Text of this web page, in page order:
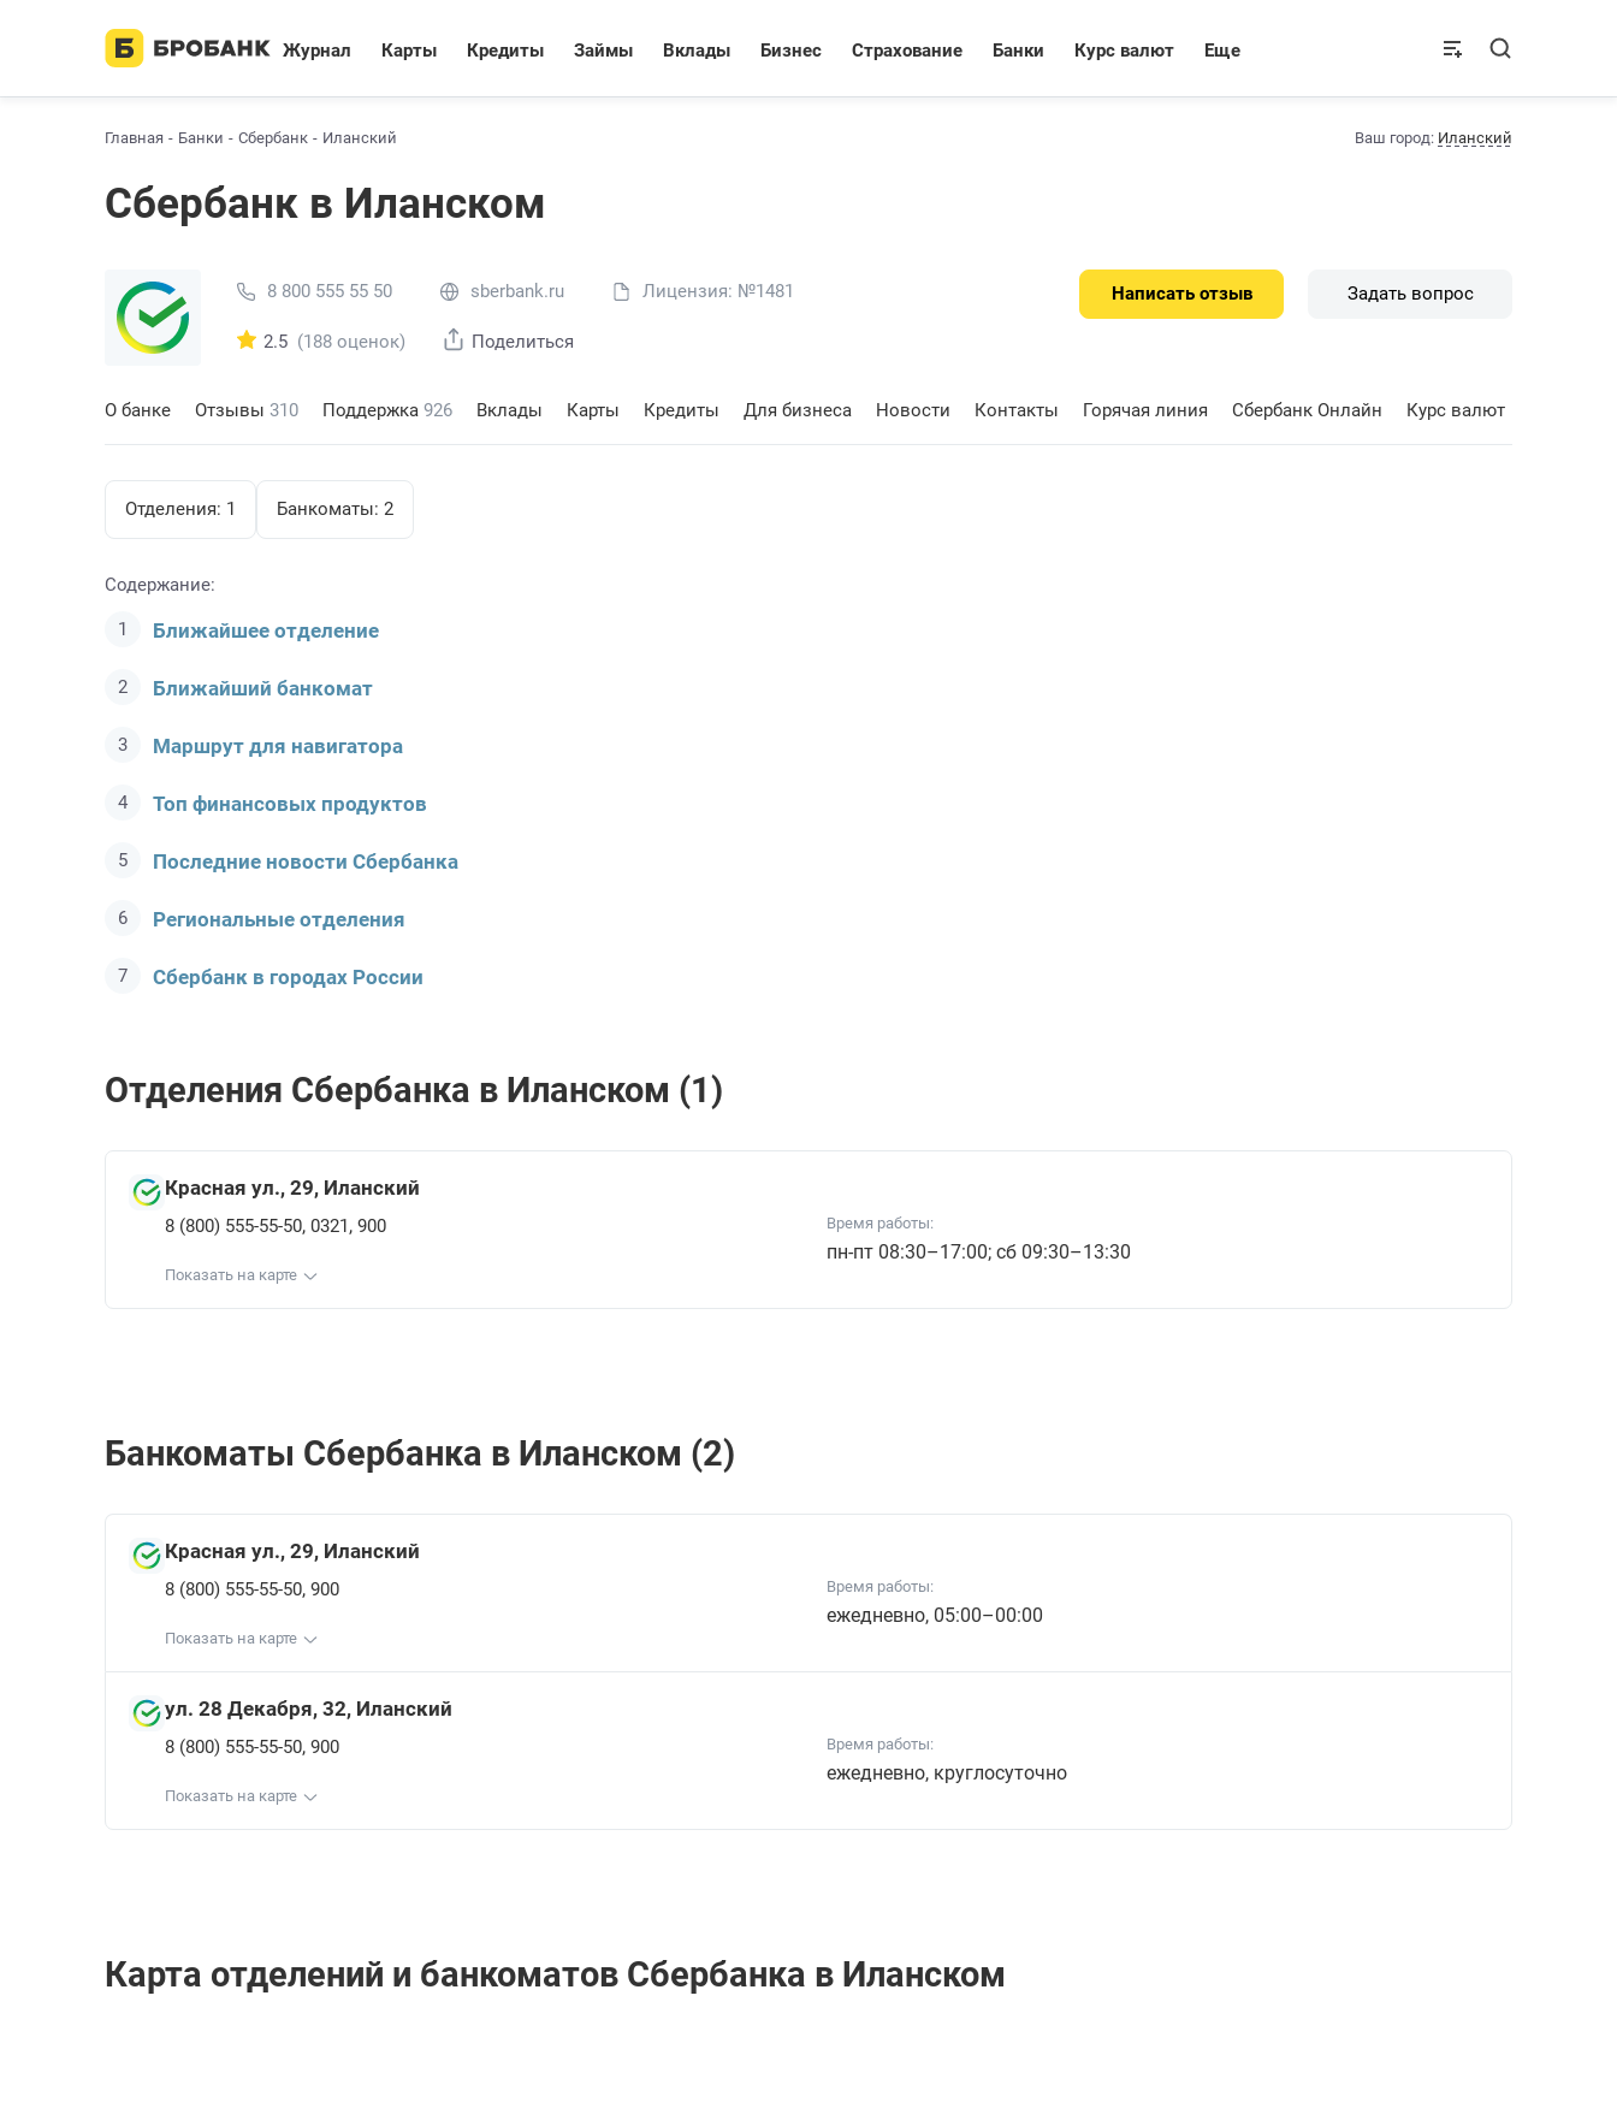
Журнал Карты Кредиты Займы Вклады Бизнес Страхование Банки Курс валют Еще
Главная Банки Сбербанк Иланский Ваш город: Иланский
Сбербанк в Иланском
8 800 555 55 50 sberbank.ru Лицензия: №1481
2.5 (188 оценок) Поделиться
Написать отзыв Задать вопрос
О банке Отзывы 310 Поддержка 926 Вклады Карты Кредиты Для бизнеса Новости Контакты Горячая линия Сбербанк Онлайн Курс валют
Отделения: 1 Банкоматы: 2
Содержание:
Ближайшее отделение
Ближайший банкомат
Маршрут для навигатора
Топ финансовых продуктов
Последние новости Сбербанкa
Региональные отделения
Сбербанк в городах России
Отделения Сбербанкa в Иланском (1)
Красная ул., 29, Иланский
8 (800) 555-55-50, 0321, 900 Время работы:
пн-пт 08:30–17:00; сб 09:30–13:30
Показать на карте
Банкоматы Сбербанкa в Иланском (2)
Красная ул., 29, Иланский
8 (800) 555-55-50, 900 Время работы:
ежедневно, 05:00–00:00
Показать на карте
ул. 28 Декабря, 32, Иланский
8 (800) 555-55-50, 900 Время работы:
ежедневно, круглосуточно
Показать на карте
Карта отделений и банкоматов Сбербанкa в Иланском